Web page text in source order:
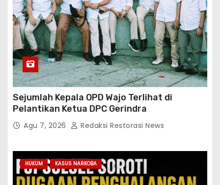
Sejumlah Kepala OPD Wajo Terlihat di
Pelantikan Ketua DPC Gerindra
Agu 7, 2026 Redaksi Restorasi News
HUKUM KASUS NARKOBA